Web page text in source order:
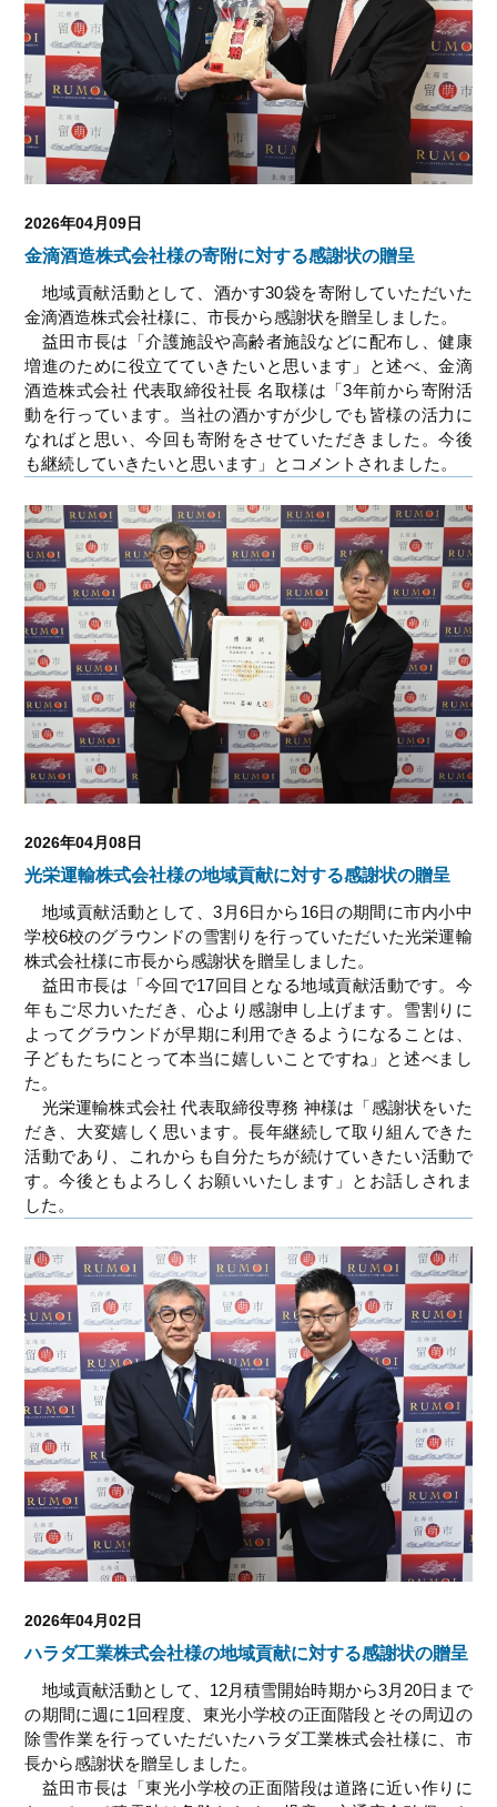
2026年04月09日
金滴酒造株式会社様の寄附に対する感謝状の贈呈
地域貢献活動として、酒かす30袋を寄附していただいた
金滴酒造株式会社様に、市長から感謝状を贈呈しました。
益田市長は「介護施設や高齢者施設などに配布し、健康
増進のために役立てていきたいと思います」と述べ、金滴
酒造株式会社 代表取締役社長 名取様は「3年前から寄附活
動を行っています。当社の酒かすが少しでも皆様の活力に
なればと思い、今回も寄附をさせていただきました。今後
も継続していきたいと思います」とコメントされました。
2026年04月08日
光栄運輸株式会社様の地域貢献に対する感謝状の贈呈
地域貢献活動として、3月6日から16日の期間に市内小中
学校6校のグラウンドの雪割りを行っていただいた光栄運輸
株式会社様に市長から感謝状を贈呈しました。
益田市長は「今回で17回目となる地域貢献活動です。今
年もご尽力いただき、心より感謝申し上げます。雪割りに
よってグラウンドが早期に利用できるようになることは、
子どもたちにとって本当に嬉しいことですね」と述べまし
た。
光栄運輸株式会社 代表取締役専務 神様は「感謝状をいた
だき、大変嬉しく思います。長年継続して取り組んできた
活動であり、これからも自分たちが続けていきたい活動で
す。今後ともよろしくお願いいたします」とお話しされま
した。
2026年04月02日
ハラダ工業株式会社様の地域貢献に対する感謝状の贈呈
地域貢献活動として、12月積雪開始時期から3月20日まで
の期間に週に1回程度、東光小学校の正面階段とその周辺の
除雪作業を行っていただいたハラダ工業株式会社様に、市
長から感謝状を贈呈しました。
益田市長は「東光小学校の正面階段は道路に近い作りに